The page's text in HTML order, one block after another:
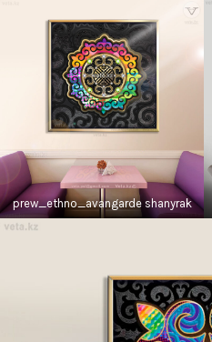
prew_ethno_avangarde shanyrak